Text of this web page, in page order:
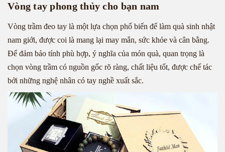
Vòng tay phong thủy cho bạn nam
Vòng trầm đeo tay là một lựa chọn phổ biến để làm quà sinh nhật
nam giới, được coi là mang lại may mắn, sức khỏe và cân bằng.
Để đảm bảo tính phù hợp, ý nghĩa của món quà, quan trọng là
chọn vòng trầm có nguồn gốc rõ ràng, chất liệu tốt, được chế tác
bởi những nghệ nhân có tay nghề xuất sắc.